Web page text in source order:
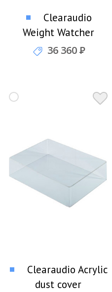
Clearaudio
Weight Watcher
(Silver) Электронные
36 360Р
Clearaudio Acrylic
dust cover